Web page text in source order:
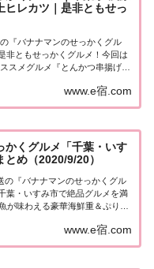
ヒレカツ｜是非ともせっ
『バナナマンのせっかくグル
非ともせっかくグルメ！今回は
スメグルメ『とんかつ串揚げ
っかくグルメ今日は特別企画！
訪れたことのない町の方々限...
www.e宿.com
かくグルメ「千葉・いす
め（2020/9/20）
の『バナナマンのせっかくグル
葉・いすみ市で絶品グルメを満
が味わえる豪華海鮮重＆ぷりぷ
めました！詳しくはこちら！日
すみ市」へ！地元の人に「...
www.e宿.com